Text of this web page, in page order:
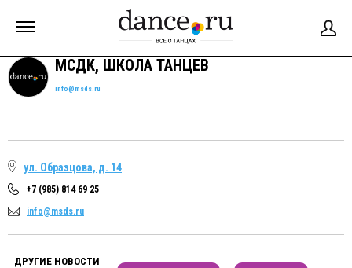
МСДК, ШКОЛА ТАНЦЕВ
info@msds.ru
ул. Образцова, д. 14
+7 (985) 814 69 25
info@msds.ru
ДРУГИЕ НОВОСТИ